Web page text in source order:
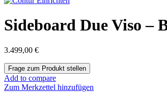
Sideboard Due Viso –
3.499,00 €
Add to compare
Zum Merkzettel hinzufügen